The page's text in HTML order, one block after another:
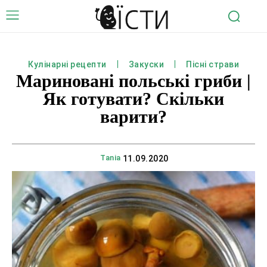
Кулінарні рецепти Закуски Пісні страви
Мариновані польські гриби |
Як готувати? Скільки
варити?
Tania 11.09.2020